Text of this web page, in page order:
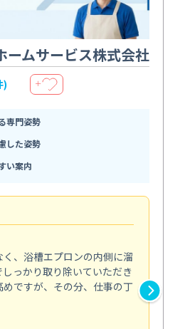
ームサービス株式会社
) ＋
専門姿勢
した姿勢
い案内
、浴槽エプロンの内側に溜
っかり取り除いていただき
ですが、その分、仕事の丁